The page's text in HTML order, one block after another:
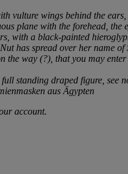
vulture wings behind the
plane with the forehead,
with a black-painted
has spread over her name of
the way (?), that you may
standing draped figure, see
aus Ägypten
account.